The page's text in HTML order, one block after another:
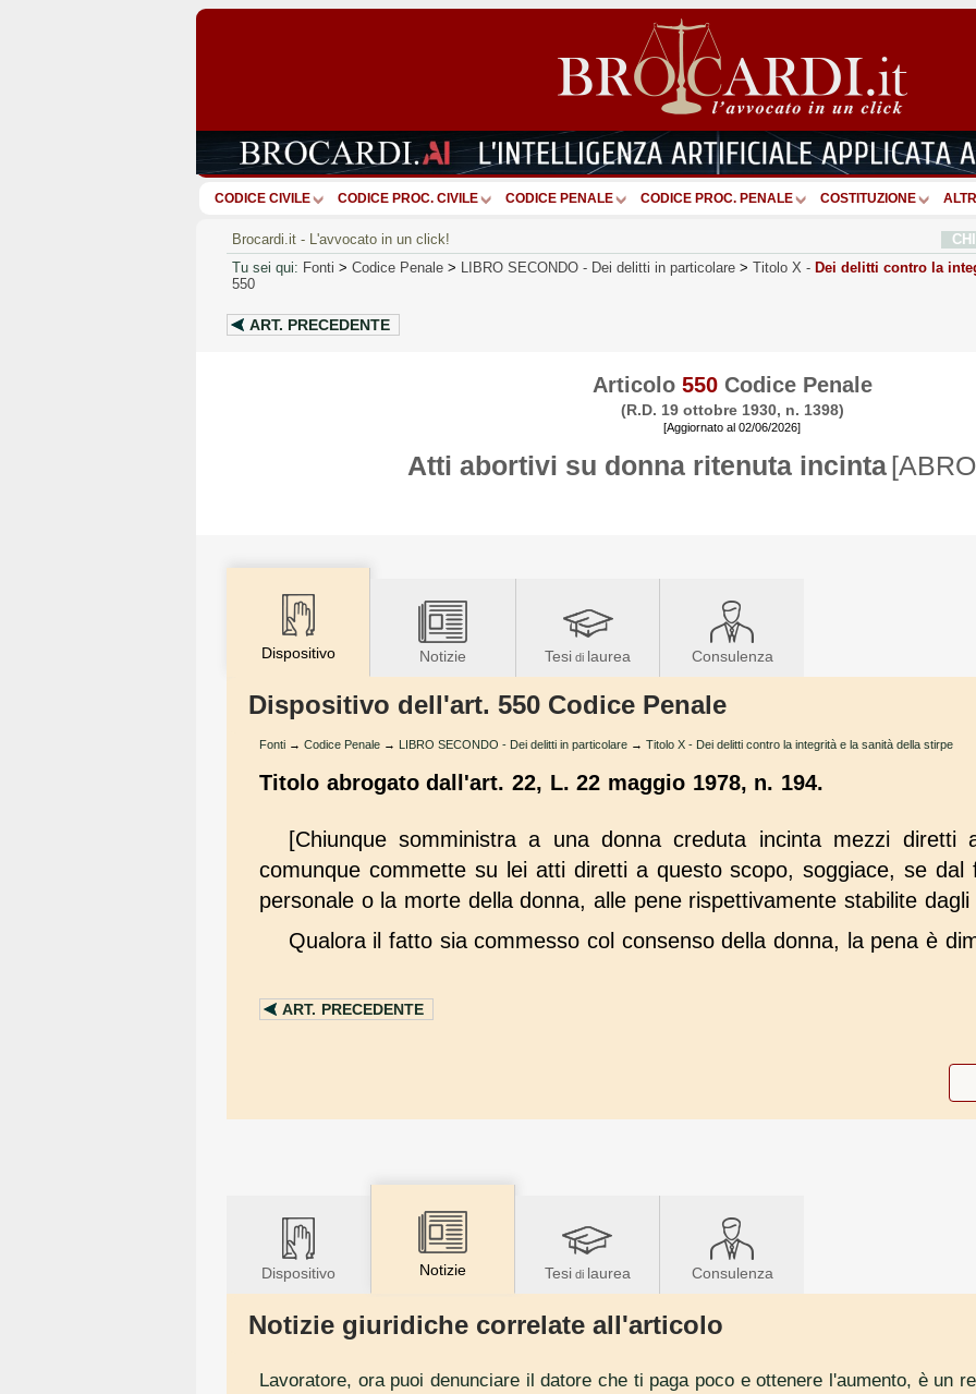
CODICE CIVILE CODICE PROC. CIVILE CODICE PENALE CODICE PROC. PENALE COSTITUZIONE ALTRI
Brocardi.it - L'avvocato in un click!
Tu sei qui: Fonti > Codice Penale > LIBRO SECONDO - Dei delitti in particolare > Titolo X - Dei delitti contro la
550
ART. PRECEDENTE
Articolo 550Codice Penale
(R.D. 19 ottobre 1930, n. 1398)
[Aggiornato al 02/06/2026]
Atti abortivi su donna ritenuta incinta
Dispositivo Notizie Tesi di laurea Consulenza
Dispositivo dell'art. 550 Codice Penale
Fonti → Codice Penale → LIBRO SECONDO - Dei delitti in particolare → Titolo X - Dei delitti contro la integrità e la sanità della stirpe
Titolo abrogato dall'art. 22, L. 22 maggio 1978, n. 194.
[Chiunque somministra a una donna creduta incinta mezzi diretti
comunque commette su lei atti diretti a questo scopo, soggiace, se dal
personale o la morte della donna, alle pene rispettivamente stabilite
Qualora il fatto sia commesso col consenso della donna, la pena è
ART. PRECEDENTE
Dispositivo Notizie Tesidi laurea Consulenza
Notizie giuridiche correlate all'articolo
Lavoratore, ora puoi denunciare il datore che ti paga poco e ottenere l'aumento, è un